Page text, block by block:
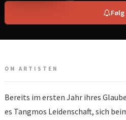
Følg
OM ARTISTEN
Bereits im ersten Jahr ihres
es Tangmos Leidenschaft, sich